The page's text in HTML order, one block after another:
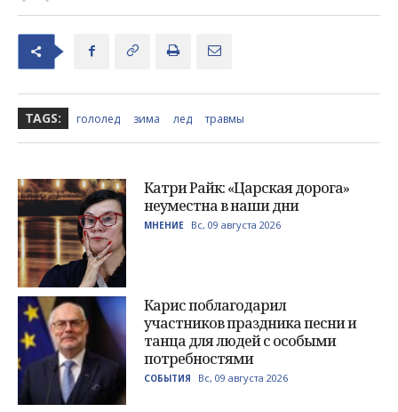
TAGS: гололед зима лед травмы
Катри Райк: «Царская дорога»
неуместна в наши дни
МНЕНИЕ Вс, 09 августа 2026
Карис поблагодарил
участников праздника песни и
танца для людей с особыми
потребностями
СОБЫТИЯ Вс, 09 августа 2026